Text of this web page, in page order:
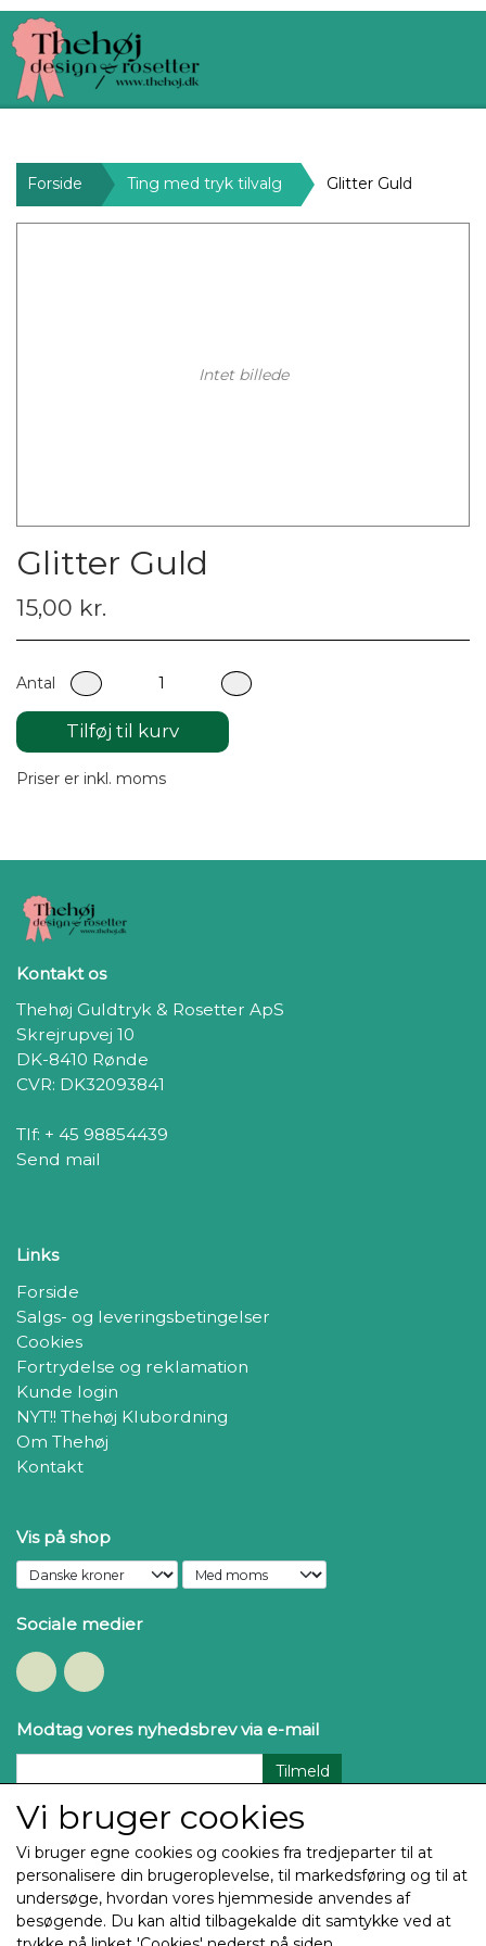
Forside Ting med tryk tilvalg Glitter Guld
Intet billede
Glitter Guld
15,00 kr.
Antal
Tilføj til kurv
Priser er inkl. moms
Kontakt os
Thehøj Guldtryk & Rosetter ApS
Skrejrupvej 10
DK-8410 Rønde
CVR: DK32093841
Tlf: + 45 98854439
Send mail
Links
Forside
Salgs- og leveringsbetingelser
Cookies
Fortrydelse og reklamation
Kunde login
NYT!! Thehøj Klubordning
Om Thehøj
Kontakt
Vis på shop
Sociale medier
Modtag vores nyhedsbrev via e-mail
Tilmeld
Vi bruger cookies
Vi bruger egne cookies og cookies fra tredjeparter til at
personalisere din brugeroplevelse, til markedsføring og til at
undersøge, hvordan vores hjemmeside anvendes af
besøgende. Du kan altid tilbagekalde dit samtykke ved at